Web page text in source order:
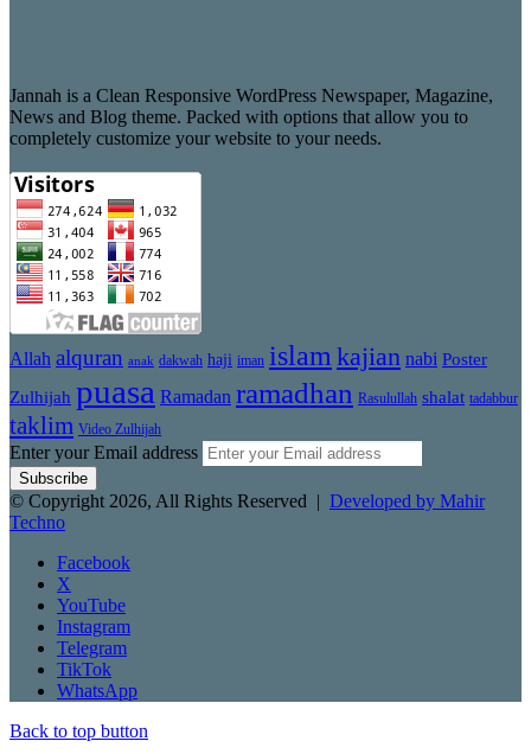
Jannah is a Clean Responsive WordPress Newspaper, Magazine,
News and Blog theme. Packed with options that allow you to
completely customize your website to your needs.
Allah alquran anak dakwah haji iman islam kajian nabi Poster
Zulhijah puasa Ramadan ramadhan Rasulullah shalat tadabbur
taklim Video Zulhijah
Enter your Email address
© Copyright 2026, All Rights Reserved | Developed by Mahir
Techno
Facebook
X
YouTube
Instagram
Telegram
TikTok
WhatsApp
Back to top button